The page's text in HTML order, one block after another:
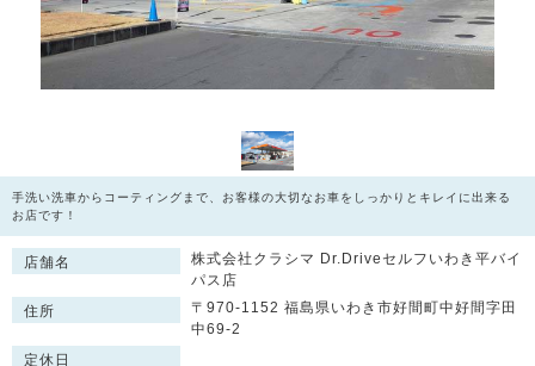
手洗い洗車からコーティングまで、お客様の大切なお車をしっかりとキレイに出来る
お店です！
店舗名
株式会社クラシマ Dr.Driveセルフいわき平バイ
パス店
住所
〒970-1152 福島県いわき市好間町中好間字田
中69-2
定休日